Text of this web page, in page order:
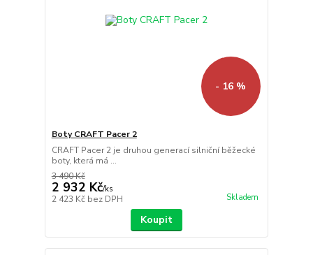
- 16 %
Boty CRAFT Pacer 2
CRAFT Pacer 2 je druhou generací silniční běžecké
boty, která má ...
3 490 Kč
2 932 Kč/ks
2 423 Kč bez DPH Skladem
Koupit